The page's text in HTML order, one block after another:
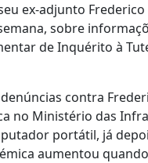
ex-adjunto
sobre
de Inquérito à
contra
no Ministério das
portátil, já
aumentou